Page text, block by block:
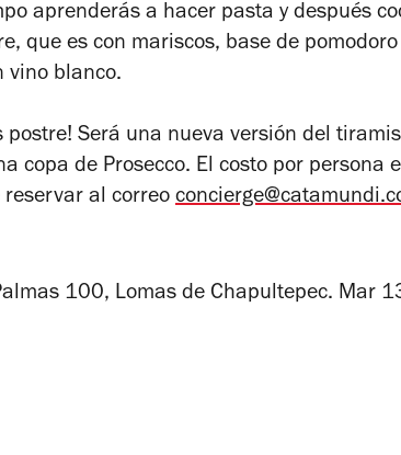
aprenderás a hacer pasta y después
que es con mariscos, base de
vino blanco.
postre! Será una nueva versión del
copa de Prosecco. El costo por persona
reservar al correo
100, Lomas de Chapultepec. Mar